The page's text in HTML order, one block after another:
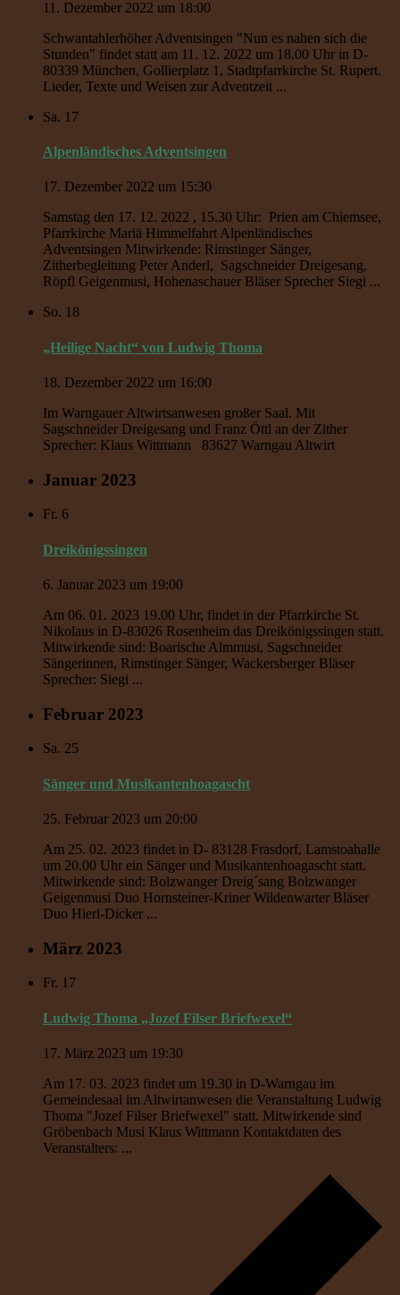
11. Dezember 2022 um 18:00
Schwantahlerhöher Adventsingen "Nun es nahen sich die
Stunden" findet statt am 11. 12. 2022 um 18.00 Uhr in D-
80339 München, Gollierplatz 1, Stadtpfarrkirche St. Rupert.
Lieder, Texte und Weisen zur Adventzeit ...
Sa. 17
Alpenländisches Adventsingen
17. Dezember 2022 um 15:30
Samstag den 17. 12. 2022 , 15.30 Uhr: Prien am Chiemsee,
Pfarrkirche Mariä Himmelfahrt Alpenländisches
Adventsingen Mitwirkende: Rimstinger Sänger,
Zitherbegleitung Peter Anderl, Sagschneider Dreigesang,
Röpfl Geigenmusi, Hohenaschauer Bläser Sprecher Siegi ...
So. 18
„Heilige Nacht“ von Ludwig Thoma
18. Dezember 2022 um 16:00
Im Warngauer Altwirtsanwesen großer Saal. Mit
Sagschneider Dreigesang und Franz Öttl an der Zither
Sprecher: Klaus Wittmann 83627 Warngau Altwirt
Januar 2023
Fr. 6
Dreikönigssingen
6. Januar 2023 um 19:00
Am 06. 01. 2023 19.00 Uhr, findet in der Pfarrkirche St.
Nikolaus in D-83026 Rosenheim das Dreikönigssingen statt.
Mitwirkende sind: Boarische Almmusi, Sagschneider
Sängerinnen, Rimstinger Sänger, Wackersberger Bläser
Sprecher: Siegi ...
Februar 2023
Sa. 25
Sänger und Musikantenhoagascht
25. Februar 2023 um 20:00
Am 25. 02. 2023 findet in D- 83128 Frasdorf, Lamstoahalle
um 20.00 Uhr ein Sänger und Musikantenhoagascht statt.
Mitwirkende sind: Bolzwanger Dreig´sang Bolzwanger
Geigenmusi Duo Hornsteiner-Kriner Wildenwarter Bläser
Duo Hierl-Dicker ...
März 2023
Fr. 17
Ludwig Thoma „Jozef Filser Briefwexel“
17. März 2023 um 19:30
Am 17. 03. 2023 findet um 19.30 in D-Warngau im
Gemeindesaal im Altwirtanwesen die Veranstaltung Ludwig
Thoma "Jozef Filser Briefwexel" statt. Mitwirkende sind
Gröbenbach Musi Klaus Wittmann Kontaktdaten des
Veranstalters: ...